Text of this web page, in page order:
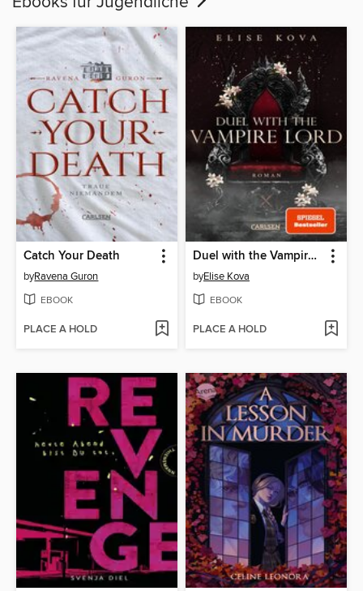
Catch Your Death
byRavena Guron
EBOOK
PLACE A HOLD
Duel with the Vampire Lord
byElise Kova
EBOOK
PLACE A HOLD